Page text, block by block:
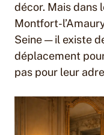
décor. Mais dans
Montfort-
Seine — il existe
déplacement
pas pour leur